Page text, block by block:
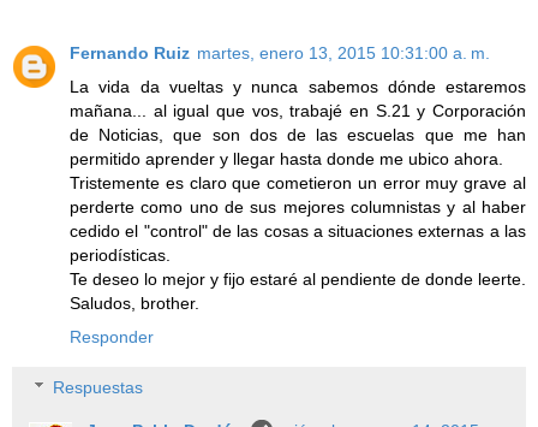
Fernando Ruiz martes, enero 13, 2015 10:31:00 a. m.
La vida da vueltas y nunca sabemos dónde estaremos
mañana... al igual que vos, trabajé en S.21 y Corporación
de Noticias, que son dos de las escuelas que me han
permitido aprender y llegar hasta donde me ubico ahora.
Tristemente es claro que cometieron un error muy grave al
perderte como uno de sus mejores columnistas y al haber
cedido el "control" de las cosas a situaciones externas a las
periodísticas.
Te deseo lo mejor y fijo estaré al pendiente de donde leerte.
Saludos, brother.
Responder
Respuestas